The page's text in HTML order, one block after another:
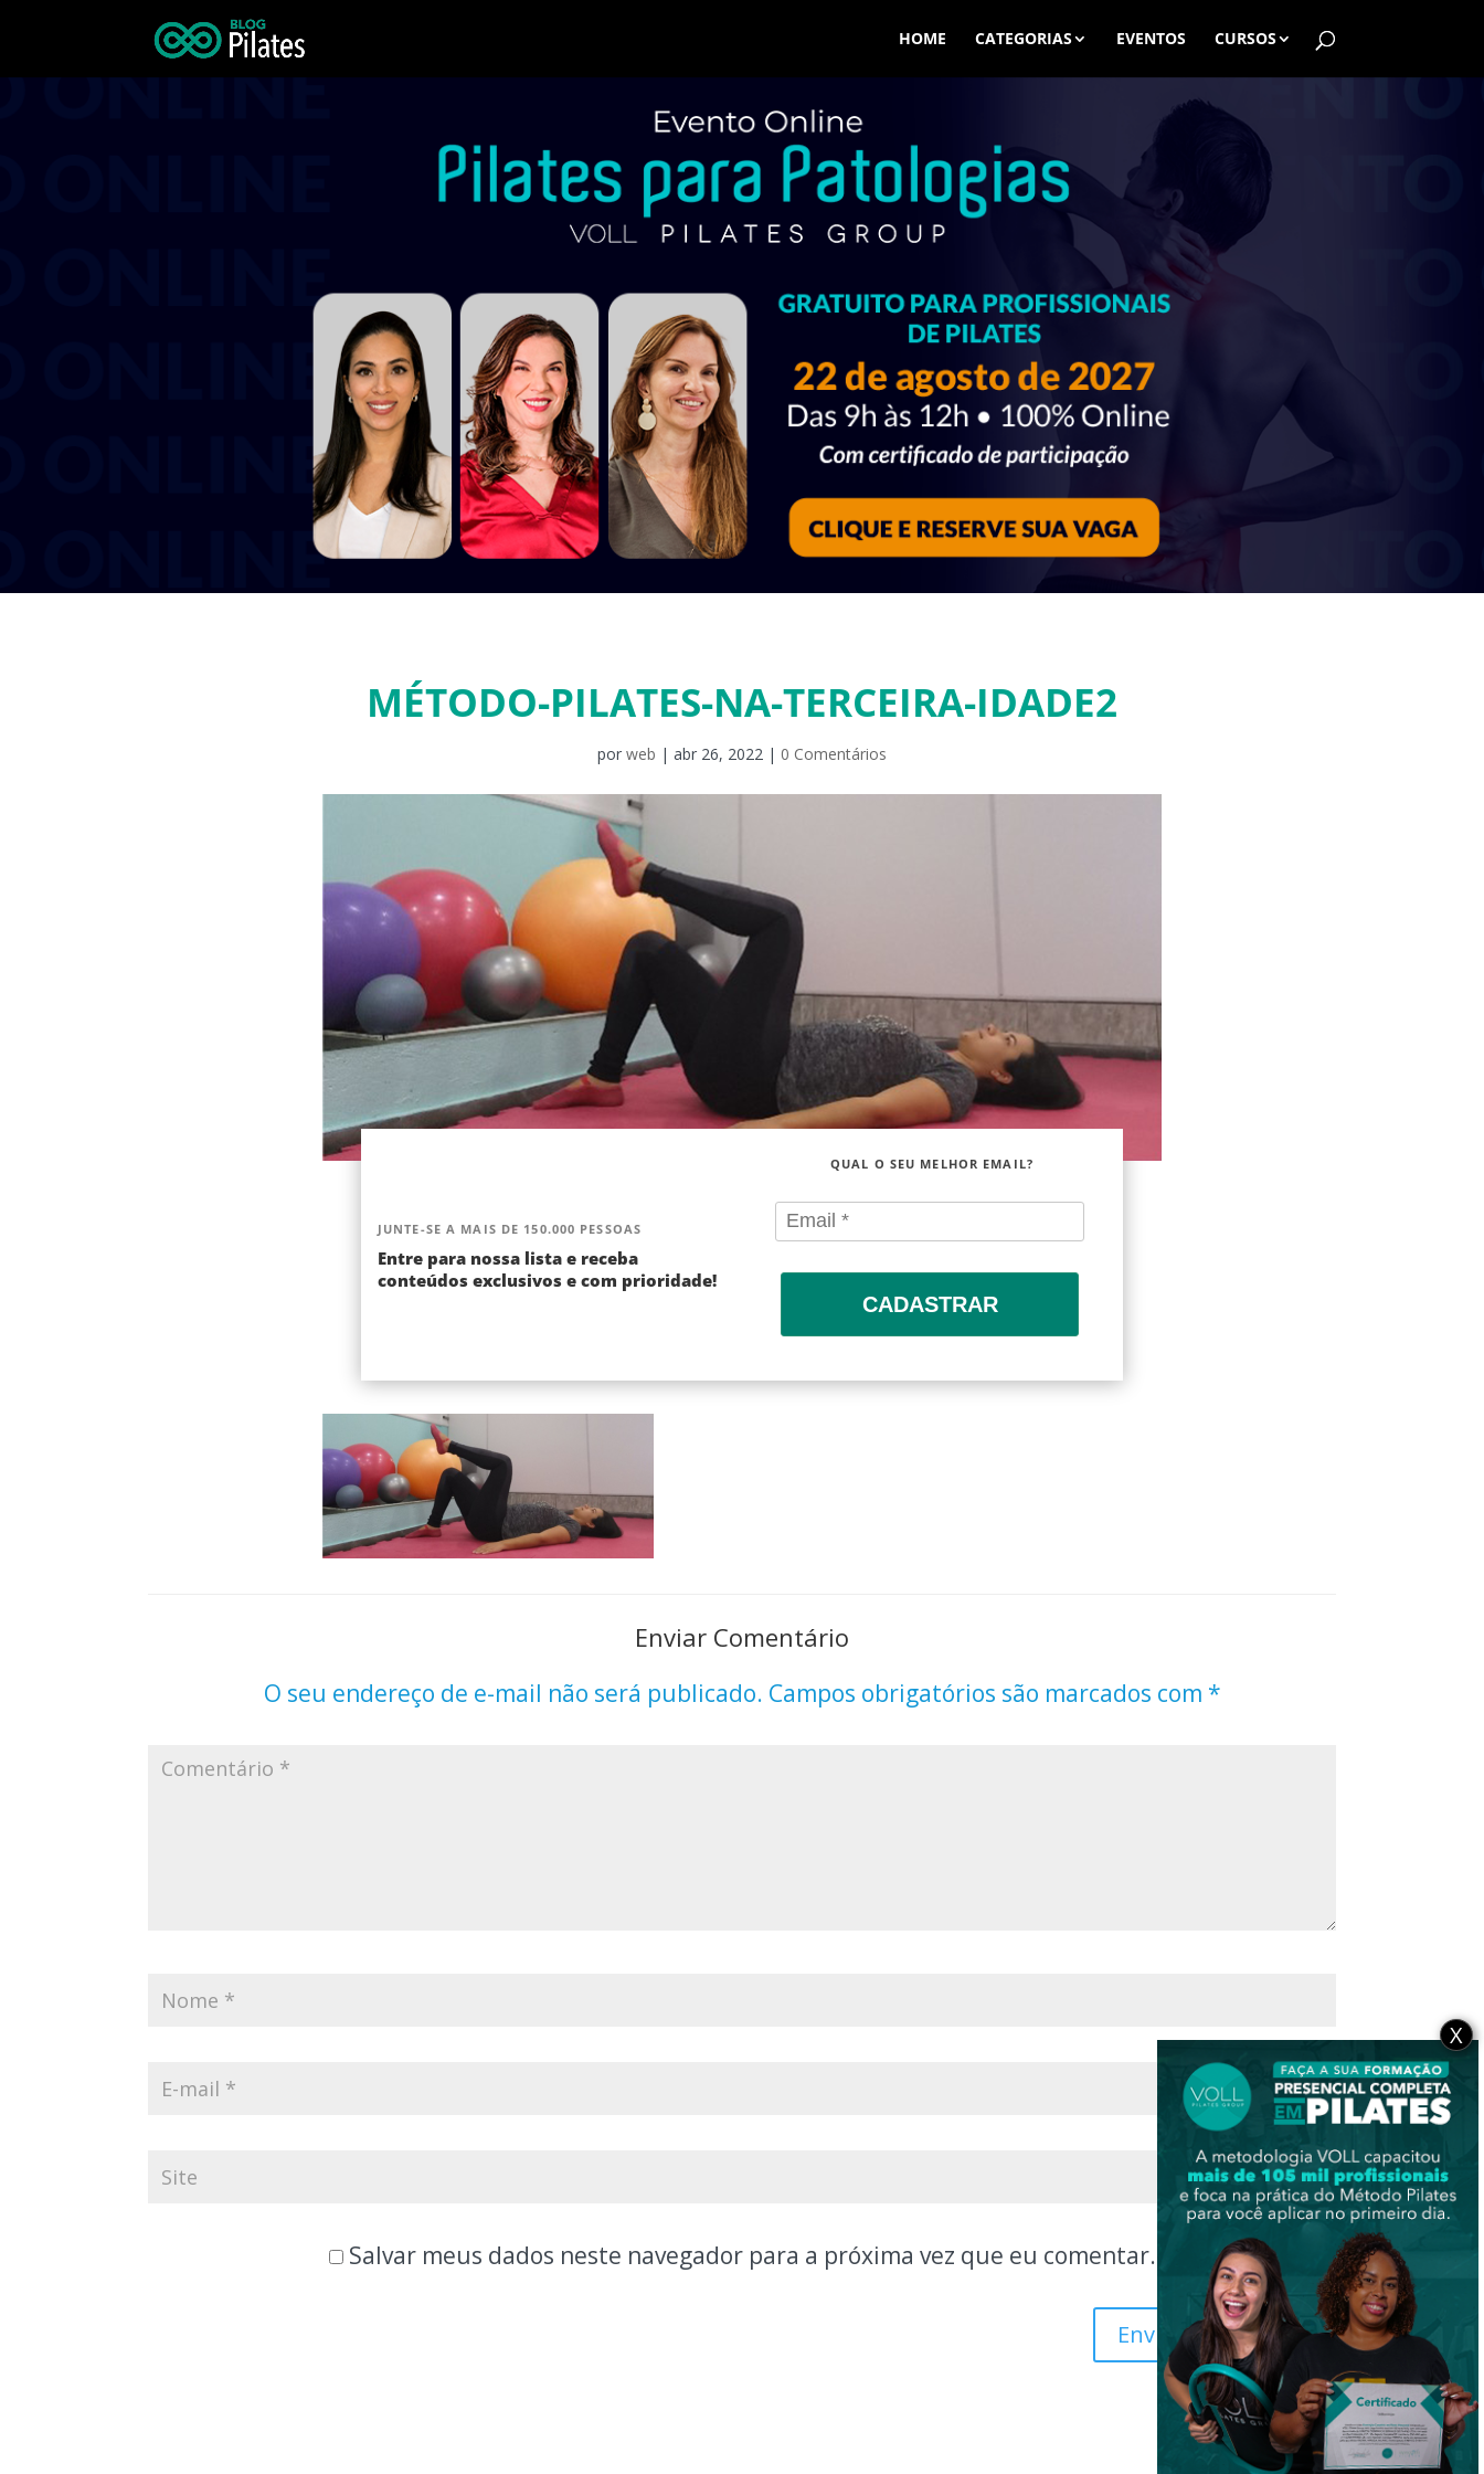
HOME CATEGORIAS EVENTOS CURSOS
MÉTODO-PILATES-NA-TERCEIRA-IDADE2
por web | abr 26, 2022 | 0 Comentários
JUNTE-SE A MAIS DE 150.000 PESSOAS
Entre para nossa lista e receba
conteúdos exclusivos e com prioridade!
QUAL O SEU MELHOR EMAIL?
CADASTRAR
Enviar Comentário
O seu endereço de e-mail não será publicado. Campos obrigatórios são marcados com *
Salvar meus dados neste navegador para a próxima vez que eu comentar.
X